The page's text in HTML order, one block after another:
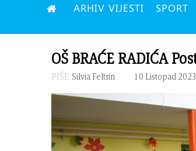
ARHIV VIJESTI SPORT
OŠ BRAĆE RADIĆA
PIŠE: Silvia Feltrin 10 Listopad 2023